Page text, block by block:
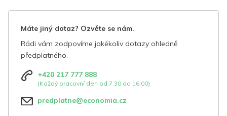
Máte jiný dotaz? Ozvěte se nám.
Rádi vám zodpovíme jakékoliv dotazy ohledně
předplatného.
+420 217 777 888
(Každý pracovní den od 7:30 do 16:00)
predplatne@economia.cz